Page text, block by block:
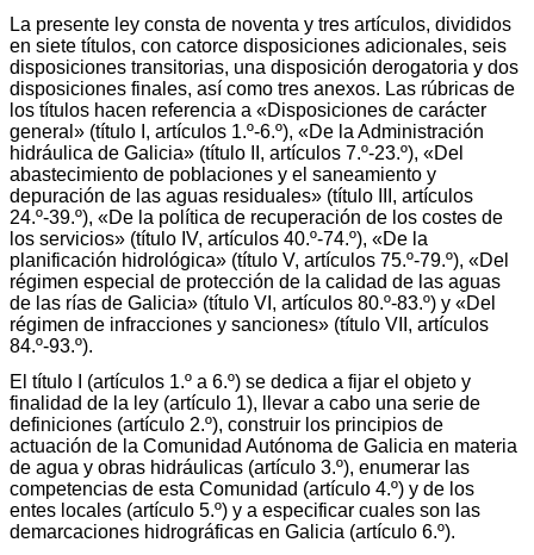
La presente ley consta de noventa y tres artículos, divididos
en siete títulos, con catorce disposiciones adicionales, seis
disposiciones transitorias, una disposición derogatoria y dos
disposiciones finales, así como tres anexos. Las rúbricas de
los títulos hacen referencia a «Disposiciones de carácter
general» (título I, artículos 1.º-6.º), «De la Administración
hidráulica de Galicia» (título II, artículos 7.º-23.º), «Del
abastecimiento de poblaciones y el saneamiento y
depuración de las aguas residuales» (título III, artículos
24.º-39.º), «De la política de recuperación de los costes de
los servicios» (título IV, artículos 40.º-74.º), «De la
planificación hidrológica» (título V, artículos 75.º-79.º), «Del
régimen especial de protección de la calidad de las aguas
de las rías de Galicia» (título VI, artículos 80.º-83.º) y «Del
régimen de infracciones y sanciones» (título VII, artículos
84.º-93.º).
El título I (artículos 1.º a 6.º) se dedica a fijar el objeto y
finalidad de la ley (artículo 1), llevar a cabo una serie de
definiciones (artículo 2.º), construir los principios de
actuación de la Comunidad Autónoma de Galicia en materia
de agua y obras hidráulicas (artículo 3.º), enumerar las
competencias de esta Comunidad (artículo 4.º) y de los
entes locales (artículo 5.º) y a especificar cuales son las
demarcaciones hidrográficas en Galicia (artículo 6.º).